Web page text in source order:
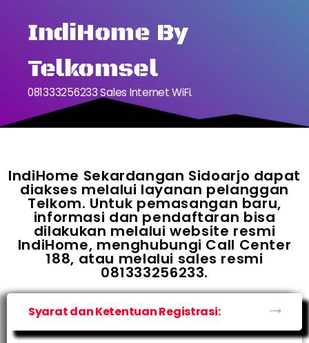
IndiHome By
Telkomsel
081333256233 Sales Internet WiFi.
IndiHome Sekardangan Sidoarjo dapat
diakses melalui layanan pelanggan
Telkom. Untuk pemasangan baru,
informasi dan pendaftaran bisa
dilakukan melalui website resmi
IndiHome, menghubungi Call Center
188, atau melalui sales resmi
081333256233.
Syarat dan Ketentuan Registrasi: